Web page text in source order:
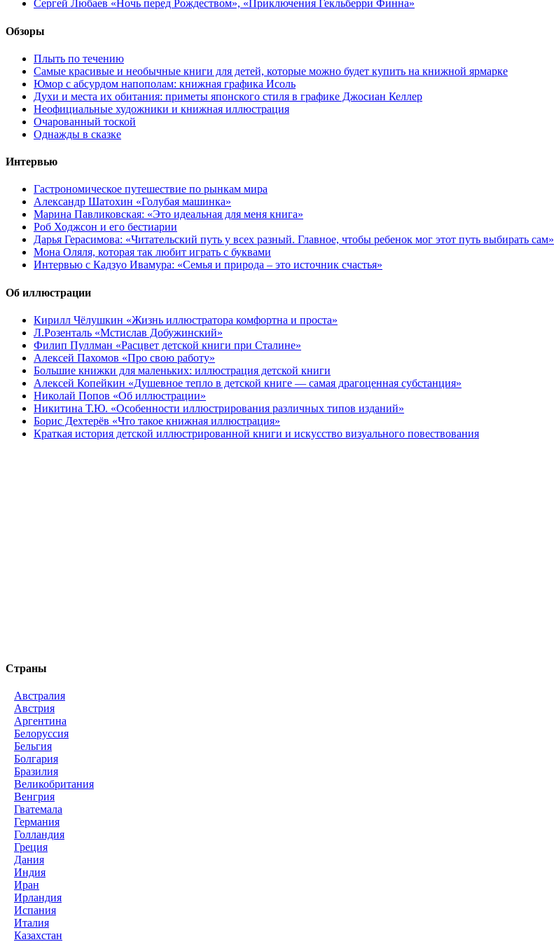
Сергей Любаев «Ночь перед Рождеством», «Приключения Гекльберри Финна»
Обзоры
Плыть по течению
Самые красивые и необычные книги для детей, которые можно будет купить на книжной ярмарке
Юмор с абсурдом напополам: книжная графика Исоль
Духи и места их обитания: приметы японского стиля в графике Джосиан Келлер
Неофициальные художники и книжная иллюстрация
Очарованный тоской
Однажды в сказке
Интервью
Гастрономическое путешествие по рынкам мира
Александр Шатохин «Голубая машинка»
Марина Павликовская: «Это идеальная для меня книга»
Роб Ходжсон и его бестиарии
Дарья Герасимова: «Читательский путь у всех разный. Главное, чтобы ребенок мог этот путь выбирать сам»
Мона Оляля, которая так любит играть с буквами
Интервью с Кадзуо Ивамура: «Семья и природа – это источник счастья»
Об иллюстрации
Кирилл Чёлушкин «Жизнь иллюстратора комфортна и проста»
Л.Розенталь «Мстислав Добужинский»
Филип Пуллман «Расцвет детской книги при Сталине»
Алексей Пахомов «Про свою работу»
Большие книжки для маленьких: иллюстрация детской книги
Алексей Копейкин «Душевное тепло в детской книге — самая драгоценная субстанция»
Николай Попов «Об иллюстрации»
Никитина Т.Ю. «Особенности иллюстрирования различных типов изданий»
Борис Дехтерёв «Что такое книжная иллюстрация»
Краткая история детской иллюстрированной книги и искусство визуального повествования
Страны
Австралия
Австрия
Аргентина
Белоруссия
Бельгия
Болгария
Бразилия
Великобритания
Венгрия
Гватемала
Германия
Голландия
Греция
Дания
Индия
Иран
Ирландия
Испания
Италия
Казахстан